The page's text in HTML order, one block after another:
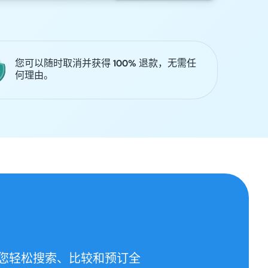
您可以随时取消并获得 100% 退款，无需任
何理由。
轻松搜索、比较和预订全